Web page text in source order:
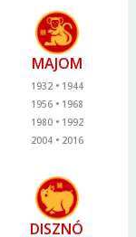
MAJOM
1932
1944
1956
1968
1980
1992
2004
2016
DISZNÓ